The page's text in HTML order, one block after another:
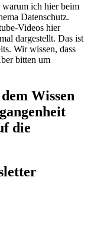
ich hier beim
Datenschutz.
Videos hier
dargestellt. Das ist
Wir wissen, dass
bitten um
Wissen
die